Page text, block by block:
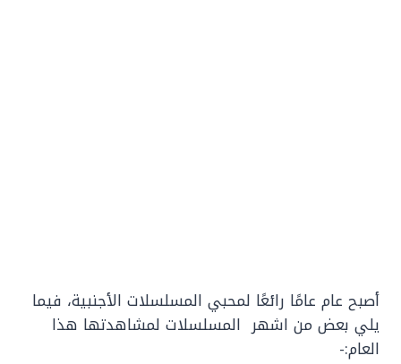
أصبح عام عامًا رائعًا لمحبي المسلسلات الأجنبية، فيما
يلي بعض من اشهر المسلسلات لمشاهدتها هذا
العام:-